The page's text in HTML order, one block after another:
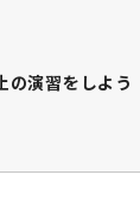
の演習をしよう